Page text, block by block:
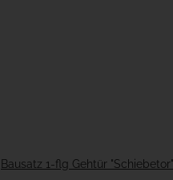
Bausatz 1-flg Gehtür